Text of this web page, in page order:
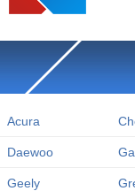
Acura
Daewoo
Geely